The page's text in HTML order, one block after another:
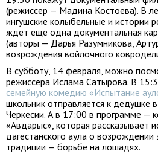
(режиссер — Мадина Костоева). В
ингушские колыбельные и истории
ждет еще одна документальная
(авторы — Дарья Разумникова,
возрождения войлочного
В субботу, 14 февраля, можно
режиссера Ислама Сатырова. В
семейную комедию «Испытание
школьник отправляется к дедушке
Черкесии. А в 17:00 в программе —
«Авдарыс», которая рассказывает
дагестанского аула о возрождении
традиции — борьбе на лошадях.